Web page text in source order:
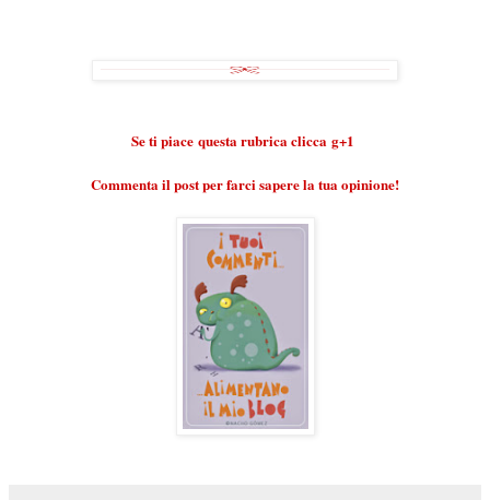
Se ti piace questa rubrica clicca g+1
Commenta il post per farci sapere la tua opinione!